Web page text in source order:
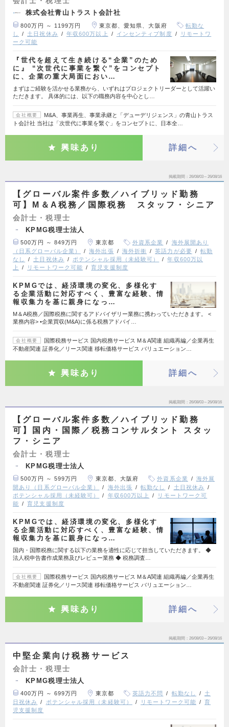
株式会社青山トラスト会計社
800万円 ～ 1199万円 東京都、愛知県、大阪府
転勤な
し
土日祝休み 年収600万以上 インセンティブ制度
リモートワ
ーク可能
『世代を超えて生き続ける“企業”のため
に』 “次世代に事業を繋ぐ”をコンセプト
に、企業の重大局面におい…
まずはご経験を活かせる業務から、いずれはプロジェクトリーダーとして活躍い
ただきます。 具体的には、以下の職務内容を中心とし…
会社概要
M&A、事業再生、事業承継と「デューデリジェンス」の青山トラス
ト会計社 当社は「次世代に事業を繋ぐ」をコンセプトに、日本全…
興味あり 詳細へ
掲載期間 26/08/03～26/08/16
【グローバル案件多数／ハイブリッド勤務
可】M＆A税務／国際税務 スタッフ・シニア
会計士・税理士
KPMG税理士法人
500万円 ～ 849万円 東京都 外資系企業
海外展開あり
（日系グローバル企業）
海外出張 海外折衝 英語力が必要
転勤
なし
土日祝休み ポテンシャル採用（未経験可）
年収600万以
上
リモートワーク可能 育児支援制度
KPMGでは、経済環境の変化、多様化す
る企業活動に対応すべく、豊富な経験、情
報収集力を基に親身になっ…
M＆A税務／国際税務に関するアドバイザリー業務に携わっていただきます。 <
業務内容> •企業買収(M&A)に係る税務アドバイ…
会社概要
国際税務サービス 国内税務サービス M＆A関連 組織再編／企業再生
不動産関連 証券化／リース関連 移転価格サービス バリュエーション…
興味あり 詳細へ
掲載期間 26/08/03～26/08/16
【グローバル案件多数／ハイブリッド勤務
可】国内・国際／税務コンサルタント スタッ
フ・シニア
会計士・税理士
KPMG税理士法人
500万円 ～ 599万円 東京都、大阪府 外資系企業
海外展
開あり（日系グローバル企業）
海外出張 転勤なし
土日祝休み
ポテンシャル採用（未経験可）
年収600万以上
リモートワーク可
能
育児支援制度
KPMGでは、経済環境の変化、多様化す
る企業活動に対応すべく、豊富な経験、情
報収集力を基に親身になっ…
国内・国際税務に関する以下の業務を適性に応じて担当していただきます。 ◆
法人税申告書作成業務及びレビュー業務 ◆ 税務調査…
会社概要
国際税務サービス 国内税務サービス M＆A関連 組織再編／企業再生
不動産関連 証券化／リース関連 移転価格サービス バリュエーション…
興味あり 詳細へ
掲載期間 26/08/03～26/08/16
中堅企業向け税務サービス
会計士・税理士
KPMG税理士法人
400万円 ～ 699万円 東京都 英語力不問 転勤なし
土
日祝休み
ポテンシャル採用（未経験可） リモートワーク可能
育
児支援制度